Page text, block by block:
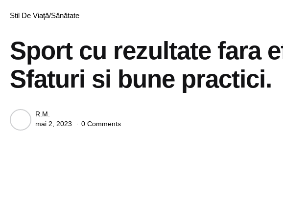
Categories
Stil De Viaţă/Sănătate
Sport cu rezultate fara
Sfaturi si bune practici.
Posted
by
R.M.
mai 2, 2023
0 Comments